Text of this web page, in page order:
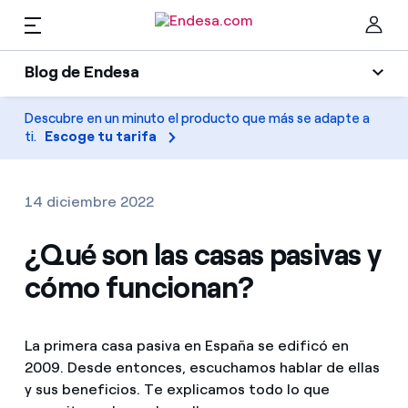
Blog de Endesa
Blog de Endesa
Luz
Climatización
Movilidad
Electrodomésticos
Empresas
Hogares
Encuentra la tarifa que más te conviene
Compara nuestras tarifas de empresa y ahorra
Por cada kWh que ahorres, te descontamos otro
Movilidad
PARA TI
Solar
ES
Descubre en un minuto el producto que más se adapte a
ti. Escoge tu tarifa
14 diciembre 2022
¿Qué son las casas pasivas y
cómo funcionan?
La primera casa pasiva en España se edificó en
2009. Desde entonces, escuchamos hablar de ellas
y sus beneficios. Te explicamos todo lo que